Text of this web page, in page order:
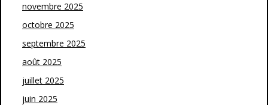
novembre 2025
octobre 2025
septembre 2025
août 2025
juillet 2025
juin 2025